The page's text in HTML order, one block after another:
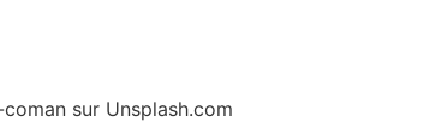
sur Unsplash.com